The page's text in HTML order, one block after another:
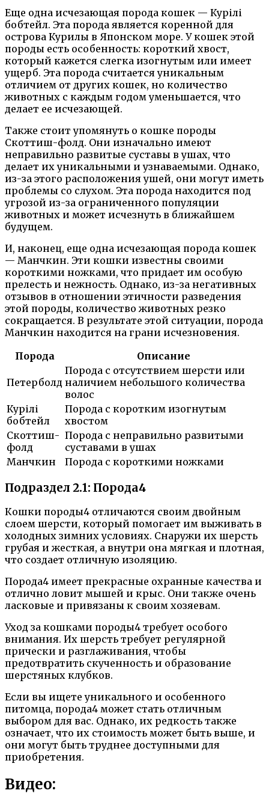
Еще одна исчезающая порода кошек — Курілі
бобтейл. Эта порода является коренной для
острова Курилы в Японском море. У кошек этой
породы есть особенность: короткий хвост,
который кажется слегка изогнутым или имеет
ущерб. Эта порода считается уникальным
отличием от других кошек, но количество
животных с каждым годом уменьшается, что
делает ее исчезающей.
Также стоит упомянуть о кошке породы
Скоттиш-фолд. Они изначально имеют
неправильно развитые суставы в ушах, что
делает их уникальными и узнаваемыми. Однако,
из-за этого расположения ушей, они могут иметь
проблемы со слухом. Эта порода находится под
угрозой из-за ограниченного популяции
животных и может исчезнуть в ближайшем
будущем.
И, наконец, еще одна исчезающая порода кошек
— Манчкин. Эти кошки известны своими
короткими ножками, что придает им особую
прелесть и нежность. Однако, из-за негативных
отзывов в отношении этичности разведения
этой породы, количество животных резко
сокращается. В результате этой ситуации, порода
Манчкин находится на грани исчезновения.
Порода
Описание
Петерболд
Порода с отсутствием шерсти или
наличием небольшого количества
волос
Курілі
бобтейл
Порода с коротким изогнутым
хвостом
Скоттиш-
фолд
Порода с неправильно развитыми
суставами в ушах
Манчкин
Порода с короткими ножками
Подраздел 2.1: Порода4
Кошки породы4 отличаются своим двойным
слоем шерсти, который помогает им выживать в
холодных зимних условиях. Снаружи их шерсть
грубая и жесткая, а внутри она мягкая и плотная,
что создает отличную изоляцию.
Порода4 имеет прекрасные охранные качества и
отлично ловит мышей и крыс. Они также очень
ласковые и привязаны к своим хозяевам.
Уход за кошками породы4 требует особого
внимания. Их шерсть требует регулярной
прически и разглаживания, чтобы
предотвратить скученность и образование
шерстяных клубков.
Если вы ищете уникального и особенного
питомца, порода4 может стать отличным
выбором для вас. Однако, их редкость также
означает, что их стоимость может быть выше, и
они могут быть труднее доступными для
приобретения.
Видео: